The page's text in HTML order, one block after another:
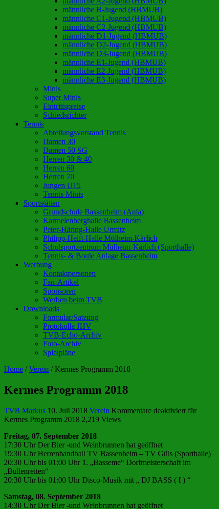
männliche B-Jugend (HBMUB)
männliche C1-Jugend (HBMUB)
männliche C2-Jugend (HBMUB)
männliche D1-Jugend (HBMUB)
männliche D2-Jugend (HBMUB)
männliche D3-Jugend (HBMUB)
männliche E1-Jugend (HBMUB)
männliche E2-Jugend (HBMUB)
männliche E3-Jugend (HBMUB)
Minis
Super Minis
Eintrittspreise
Schiedsrichter
Tennis
Abteilungsvorstand Tennis
Damen 30
Damen 50 SG
Herren 30 & 40
Herren 60
Herren 70
Jungen U15
Tennis Minis
Sportstätten
Grundschule Bassenheim (Aula)
Karmelenberghalle Bassenheim
Peter-Häring-Halle Urmitz
Philipp-Heift-Halle Mülheim-Kärlich
Schulsportzentrum Mülheim-Kärlich (Sporthalle)
Tennis- & Boule Anlage Bassenheim
Werbung
Kontaktpersonen
Fan-Artikel
Sponsoren
Werben beim TVB
Downloads
Formular/Satzung
Protokolle JHV
TVB-Echo-Archiv
Foto-Archiv
Spielpläne
Home / Verein / Kermes Programm 2018
Kermes Programm 2018
TVB Markus 10. Juli 2018 Verein Kommentare deaktiviert für
Kermes Programm 2018 2,219 Views
Freitag, 07. September 2018
17:30 Uhr Der Bier -und Weinbrunnen hat geöffnet
19:30 Uhr Herrenhandball TV Bassenheim – TV Güls (Sporthalle)
20:30 Uhr bis 01:00 Uhr 1. „Basseme“ Dorfmeisterschaft im
„Bullenreiten“
20:30 Uhr bis 01:00 Uhr Disco-Musik mit „ DJ BASS ( I ) “
Samstag, 08. September 2018
14:30 Uhr Der Bier -und Weinbrunnen hat geöffnet